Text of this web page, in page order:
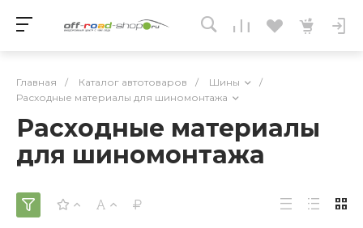
Главная / Каталог автотоваров / Шины
/
Расходные материалы для шиномонтажа
Расходные материалы
для шиномонтажа